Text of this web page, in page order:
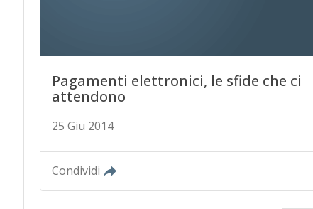
Pagamenti elettronici, le sfide che ci
attendono
25 Giu 2014
Condividi